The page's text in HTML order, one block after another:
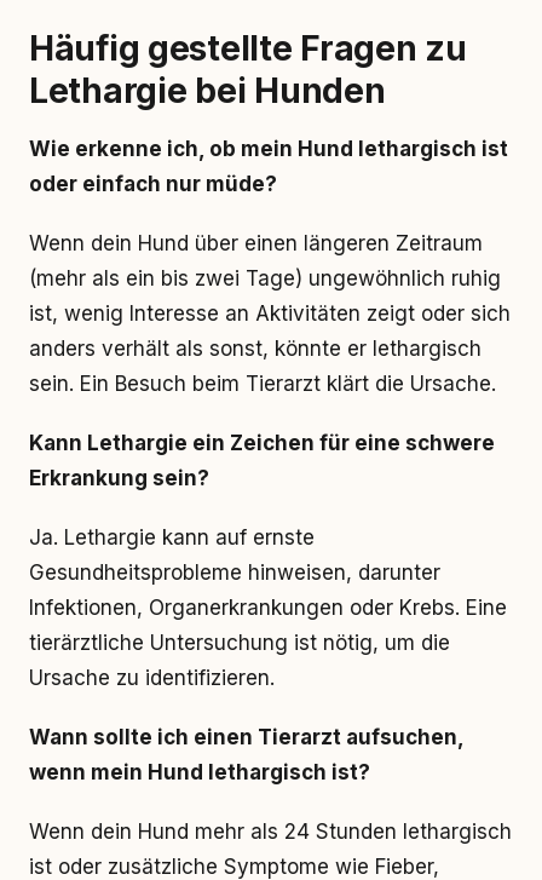
Häufig gestellte Fragen zu
Lethargie bei Hunden
Wie erkenne ich, ob mein Hund lethargisch ist
oder einfach nur müde?
Wenn dein Hund über einen längeren Zeitraum
(mehr als ein bis zwei Tage) ungewöhnlich ruhig
ist, wenig Interesse an Aktivitäten zeigt oder sich
anders verhält als sonst, könnte er lethargisch
sein. Ein Besuch beim Tierarzt klärt die Ursache.
Kann Lethargie ein Zeichen für eine schwere
Erkrankung sein?
Ja. Lethargie kann auf ernste
Gesundheitsprobleme hinweisen, darunter
Infektionen, Organerkrankungen oder Krebs. Eine
tierärztliche Untersuchung ist nötig, um die
Ursache zu identifizieren.
Wann sollte ich einen Tierarzt aufsuchen,
wenn mein Hund lethargisch ist?
Wenn dein Hund mehr als 24 Stunden lethargisch
ist oder zusätzliche Symptome wie Fieber,